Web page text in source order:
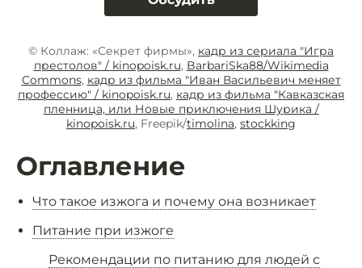
© Коллаж: «Секрет фирмы», кадр из сериала "Игра
престолов" / kinopoisk.ru, BarbariSka88/Wikimedia
Commons, кадр из фильма "Иван Васильевич меняет
профессию" / kinopoisk.ru, кадр из фильма "Кавказская
пленница, или Новые приключения Шурика /
kinopoisk.ru, Freepik/timolina, stockking
Оглавление
Что такое изжога и почему она возникает
Питание при изжоге
Рекомендации по питанию для людей с